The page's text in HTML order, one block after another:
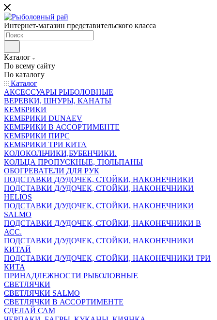
Интернет-магазин представительского класса
Каталог
По всему сайту
По каталогу
Каталог
АКСЕССУАРЫ РЫБОЛОВНЫЕ
ВЕРЕВКИ, ШНУРЫ, КАНАТЫ
КЕМБРИКИ
КЕМБРИКИ DUNAEV
КЕМБРИКИ В АССОРТИМЕНТЕ
КЕМБРИКИ ПИРС
КЕМБРИКИ ТРИ КИТА
КОЛОКОЛЬЧИКИ,БУБЕНЧИКИ.
КОЛЬЦА ПРОПУСКНЫЕ, ТЮЛЬПАНЫ
ОБОГРЕВАТЕЛИ ДЛЯ РУК
ПОДСТАВКИ Д/УДОЧЕК, СТОЙКИ, НАКОНЕЧНИКИ
ПОДСТАВКИ Д/УДОЧЕК, СТОЙКИ, НАКОНЕЧНИКИ
HELIOS
ПОДСТАВКИ Д/УДОЧЕК, СТОЙКИ, НАКОНЕЧНИКИ
SALMO
ПОДСТАВКИ Д/УДОЧЕК, СТОЙКИ, НАКОНЕЧНИКИ В
АСС.
ПОДСТАВКИ Д/УДОЧЕК, СТОЙКИ, НАКОНЕЧНИКИ
КИТАЙ
ПОДСТАВКИ Д/УДОЧЕК, СТОЙКИ, НАКОНЕЧНИКИ ТРИ
КИТА
ПРИНАДЛЕЖНОСТИ РЫБОЛОВНЫЕ
СВЕТЛЯЧКИ
СВЕТЛЯЧКИ SALMO
СВЕТЛЯЧКИ В АССОРТИМЕНТЕ
СДЕЛАЙ САМ